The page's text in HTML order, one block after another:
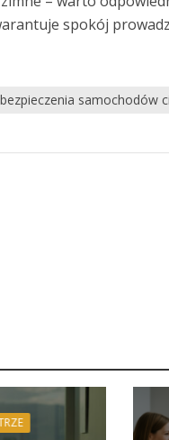
spokój
samochodów